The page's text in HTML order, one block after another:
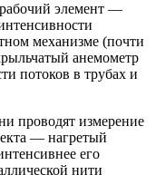
элемент —
механизме (почти
анемометр
потоков в трубах и
проводят измерение
— нагретый
его
нити